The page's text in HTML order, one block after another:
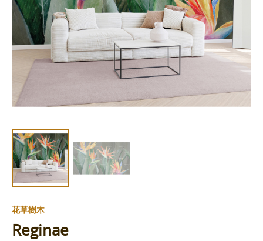
花草樹木
Reginae